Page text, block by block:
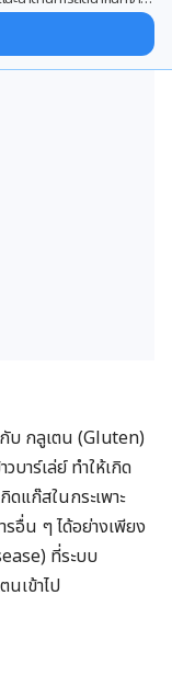
บ กลูเตน (Gluten)
บาร์เล่ย์ ทำให้เกิด
แก๊สในกระเพาะ
รอื่น ๆ ได้อย่างเพียง
ที่ระบบ
เข้าไป